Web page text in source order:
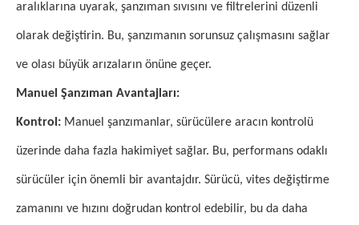
aralıklarına uyarak, şanzıman sıvısını ve filtrelerini düzenli
olarak değiştirin. Bu, şanzımanın sorunsuz çalışmasını sağlar
ve olası büyük arızaların önüne geçer.
Manuel Şanzıman Avantajları:
Kontrol: Manuel şanzımanlar, sürücülere aracın kontrolü
üzerinde daha fazla hakimiyet sağlar. Bu, performans odaklı
sürücüler için önemli bir avantajdır. Sürücü, vites değiştirme
zamanını ve hızını doğrudan kontrol edebilir, bu da daha